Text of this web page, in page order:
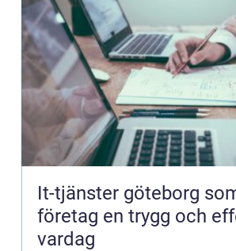
It-tjänster göteborg
företag en trygg och
vardag